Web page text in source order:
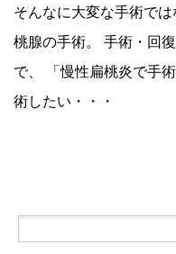
そんなに大変な手術で
桃腺の手術。 手術・回
で、 「慢性扁桃炎で手
術したい・・・